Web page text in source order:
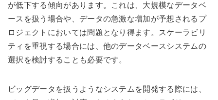
が低下する傾向があります。これは、大規模なデータベ
ースを扱う場合や、データの急激な増加が予想されるプ
ロジェクトにおいては問題となり得ます。スケーラビリ
ティを重視する場合には、他のデータベースシステムの
選択を検討することも必要です。
ビッグデータを扱うようなシステムを開発する際には、